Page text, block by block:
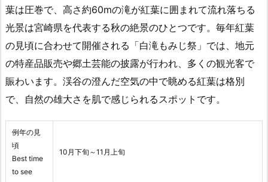
葉は圧巻で、高さ約60mの滝が紅葉に囲まれて流れ落ちる
光景は宮崎県を代表する秋の絶景のひとつです。毎年紅葉
の見頃に合わせて開催される「白滝もみじ祭」では、地元
の特産品販売や郷土芸能の披露が行われ、多くの観光客で
賑わいます。渓谷の澄んだ空気の中で眺める紅葉は格別
で、自然の雄大さを肌で感じられるスポットです。
例年の見
頃
Best time
to see
10月下旬～11月上旬